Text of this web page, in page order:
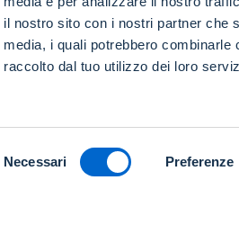
il nostro sito con i nostri partner che
media, i quali potrebbero
raccolto dal tuo utilizzo dei loro
Necessari Preferenze